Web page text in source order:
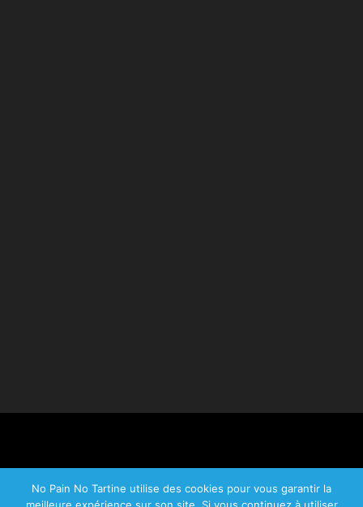
No Pain No Tartine utilise des cookies pour vous garantir la